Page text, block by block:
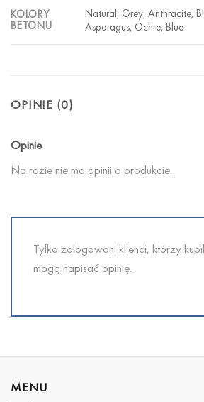
KOLORY
BETONU
Natural, Grey, Anthracite,
Asparagus, Ochre, Blue
OPINIE (0)
Opinie
Na razie nie ma opinii o produkcie.
Tylko zalogowani klienci, którzy
mogą napisać opinię.
MENU